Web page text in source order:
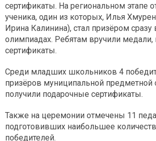
сертификаты. На региональном этапе
ученика, один из которых, Илья
Ирина Калинина), стал призёром сразу
олимпиадах. Ребятам вручили медали,
сертификаты.
Среди младших школьников 4
призёров муниципальной
получили подарочные сертификаты.
Также на церемонии отмечены 11
подготовивших наибольшее
победителей.